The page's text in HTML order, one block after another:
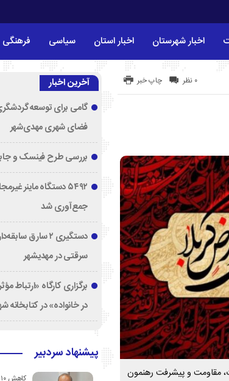
اخبار شهرستان اخبار استان سیاسی فرهنگی
چاپ خبر ۰ نظر
مقاومت و پیشرفت رهنمون
آخرین اخبار
گامی برای توسعه
فضای شهری مهدی‌شهر
بررسی طرح فینسک و
۵۴۹۲ دستگاه ماینر
جمع‌آوری شد
دستگیری ۲ سارق
سرقتی در مهدیشهر
برگزاری کارگاه «ارتباط
در خانواده» در کتابخانه
پیشنهاد سردبیر